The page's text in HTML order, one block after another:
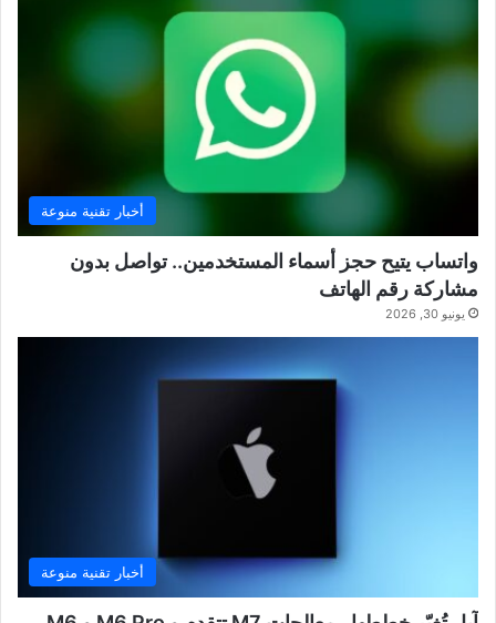
أخبار تقنية منوعة
واتساب يتيح حجز أسماء المستخدمين.. تواصل بدون
مشاركة رقم الهاتف
يونيو 30, 2026
أخبار تقنية منوعة